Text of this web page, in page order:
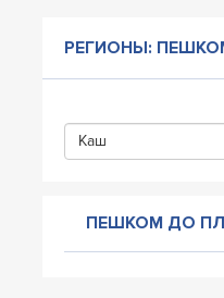
РЕГИОНЫ:
Каш
ПЕШКОМ ДО